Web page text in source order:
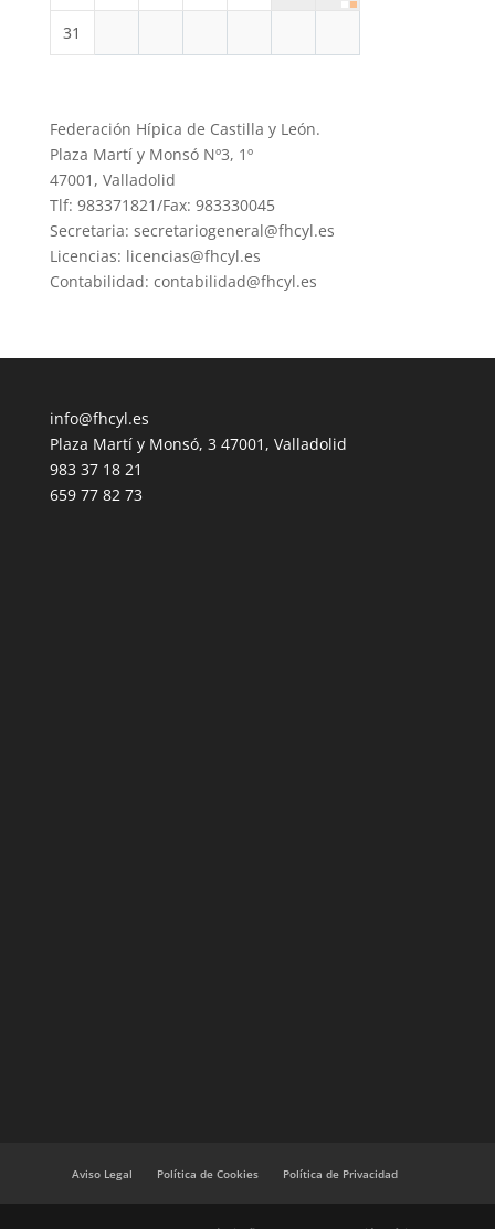
31
Federación Hípica de Castilla y León.
Plaza Martí y Monsó Nº3, 1º
47001, Valladolid
Tlf: 983371821/Fax: 983330045
Secretaria: secretariogeneral@fhcyl.es
Licencias: licencias@fhcyl.es
Contabilidad: contabilidad@fhcyl.es
info@fhcyl.es
Plaza Martí y Monsó, 3 47001, Valladolid
983 37 18 21
659 77 82 73
Aviso Legal Política de Cookies Política de Privacidad